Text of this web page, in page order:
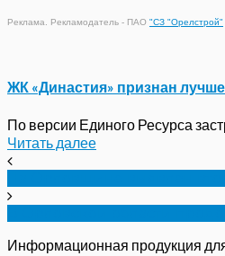
Реклама. Рекламодатель - ПАО "СЗ "Орелстрой"
ЖК «Династия» признан
По версии Единого Ресурса
Читать далее
Информационная продукция